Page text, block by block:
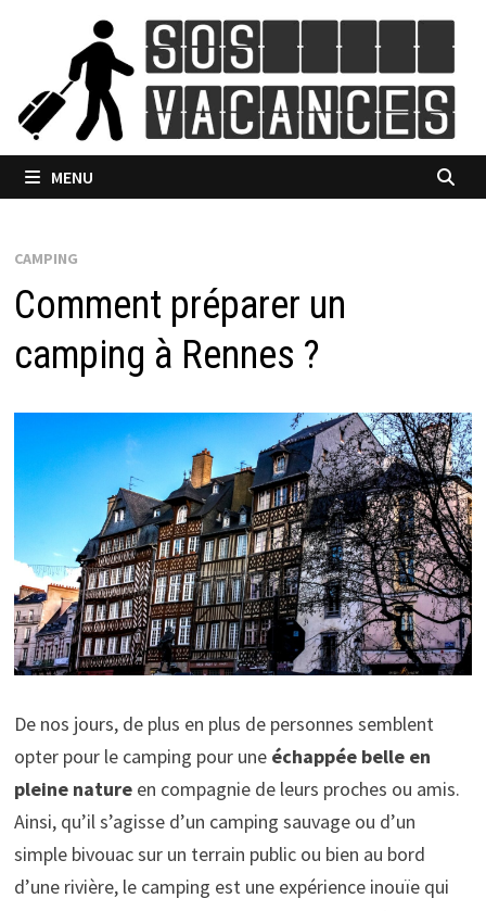
MENU
CAMPING
Comment préparer un
camping à Rennes ?
De nos jours, de plus en plus de personnes semblent
opter pour le camping pour une échappée belle en
pleine natureen compagnie de leurs proches ou amis.
Ainsi, qu’il s’agisse d’un camping sauvage ou d’un
simple bivouac sur un terrain public ou bien au bord
d’une rivière, le camping est une expérience inouïe qui